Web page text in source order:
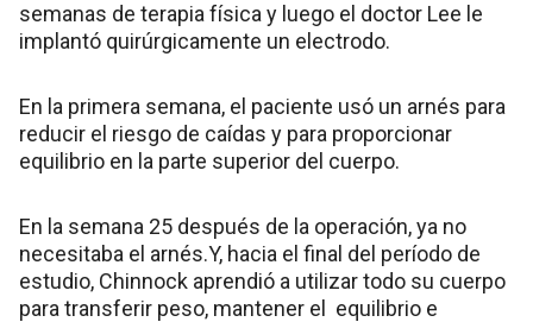
semanas de terapia física y luego el doctor Lee le
implantó quirúrgicamente un electrodo.
En la primera semana, el paciente usó un arnés para
reducir el riesgo de caídas y para proporcionar
equilibrio en la parte superior del cuerpo.
En la semana 25 después de la operación, ya no
necesitaba el arnés.Y, hacia el final del período de
estudio, Chinnock aprendió a utilizar todo su cuerpo
para transferir peso, mantener el equilibrio e